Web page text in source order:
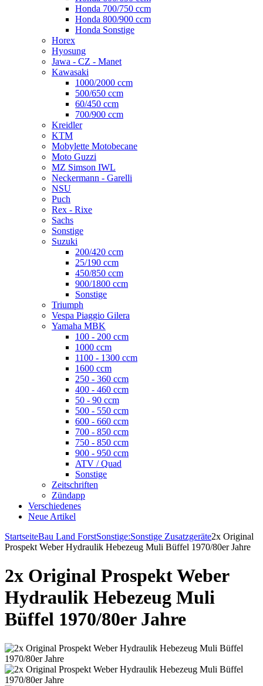
Honda 700/750 ccm
Honda 800/900 ccm
Honda Sonstige
Horex
Hyosung
Jawa - CZ - Manet
Kawasaki
1000/2000 ccm
500/650 ccm
60/450 ccm
700/900 ccm
Kreidler
KTM
Mobylette Motobecane
Moto Guzzi
MZ Simson IWL
Neckermann - Garelli
NSU
Puch
Rex - Rixe
Sachs
Sonstige
Suzuki
200/420 ccm
25/190 ccm
450/850 ccm
900/1800 ccm
Sonstige
Triumph
Vespa Piaggio Gilera
Yamaha MBK
100 - 200 ccm
1000 ccm
1100 - 1300 ccm
1600 ccm
250 - 360 ccm
400 - 460 ccm
50 - 90 ccm
500 - 550 ccm
600 - 660 ccm
700 - 850 ccm
750 - 850 ccm
900 - 950 ccm
ATV / Quad
Sonstige
Zeitschriften
Zündapp
Verschiedenes
Neue Artikel
StartseiteBau Land ForstSonstige:Sonstige Zusatzgeräte2x Original
Prospekt Weber Hydraulik Hebezeug Muli Büffel 1970/80er Jahre
2x Original Prospekt Weber
Hydraulik Hebezeug Muli
Büffel 1970/80er Jahre